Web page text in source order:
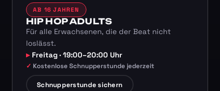
AB 16 JAHREN
HIP HOP ADULTS
Für alle Erwachsenen, die der Beat nicht
loslässt.
Freitag · 19:00–20:00 Uhr
Kostenlose Schnupperstunde jederzeit
Schnupperstunde sichern